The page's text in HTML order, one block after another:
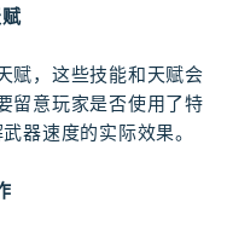
赋，这些技能和天赋会
留意玩家是否使用了特
器速度的实际效果。